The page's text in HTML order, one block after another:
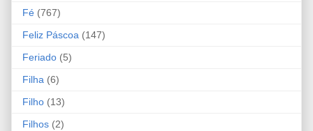
Fé (767)
Feliz Páscoa (147)
Feriado (5)
Filha (6)
Filho (13)
Filhos (2)